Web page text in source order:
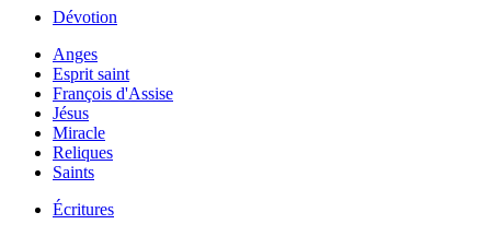
Dévotion
Anges
Esprit saint
François d'Assise
Jésus
Miracle
Reliques
Saints
Écritures